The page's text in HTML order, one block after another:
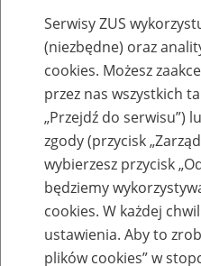
Emerytury
Baza
Serwisy ZUS
(niezbędne) oraz
cookies. Możesz
przez nas wszystkich
„Przejdź do serwisu”)
zgody (przycisk
wybierzesz przycisk
będziemy
cookies. W każdej
ustawienia. Aby to
plików cookies” w